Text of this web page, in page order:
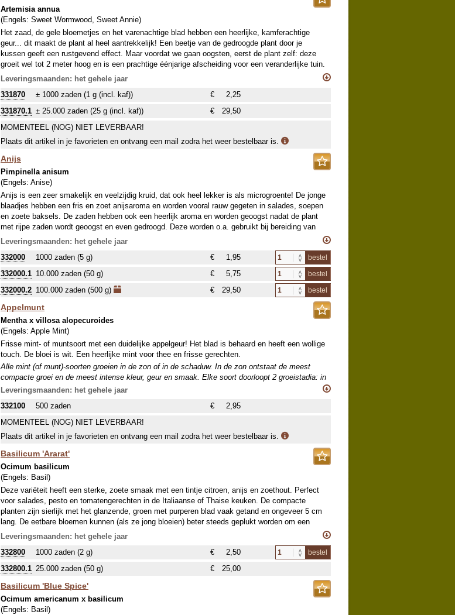
Artemisia annua
(Engels: Sweet Wormwood, Sweet Annie)
Het zaad, de gele bloemetjes en het varenachtige blad hebben een heerlijke, kamferachtige
geur... dit maakt de plant al heel aantrekkelijk! Een beetje van de gedroogde plant door je
kussen geeft een rustgevend effect. Maar voordat we gaan oogsten, eerst de plant zelf: deze
groeit wel tot 2 meter hoog en is een prachtige éénjarige afscheiding voor een veranderlijke tuin.
Al eeuwenlang is in China de geneeskrachtige werking bekend: koortsverlagend en
bacteriedodend. Het Artemisinine-gen, dat in deze plant wordt gevonden blijkt veelbelovend voor
de medicatie tegen malaria te zijn. Ook zijn er veelbelovende onderzoeken bekend met positieve
uitslagen tegen kanker. We verwijzen naar externe bronnen op internet, gebruik op eigen
verantwoordelijkheid. De blaadjes kunnen overigens ook als pittige bittermaker door salades.
Leveringsmaanden: het gehele jaar
331870
± 1000 zaden (1 g (incl. kaf)) €
2,25
331870.1 ± 25.000 zaden (25 g (incl. kaf)) €
29,50
MOMENTEEL (NOG) NIET LEVERBAAR!
Plaats dit artikel in je favorieten en ontvang een mail zodra het weer bestelbaar is.
Anijs
Pimpinella anisum
(Engels: Anise)
Anijs is een zeer smakelijk en veelzijdig kruid, dat ook heel lekker is als microgroente! De jonge
blaadjes hebben een fris en zoet anijsaroma en worden vooral rauw gegeten in salades, soepen
en zoete baksels. De zaden hebben ook een heerlijk aroma en worden geoogst nadat de plant
met rijpe zaden wordt geoogst en even gedroogd. Deze worden o.a. gebruikt bij bereiding van
anijsmelk, bij suikerwerken, kruidenanijs en borrels. Zowel de zaden als de blaadjes zijn heerlijk
in een bijzondere thee. Anijs kent ook veel geneeskrachtige toepassingen, raadpleeg internet.
De toepassingen zijn altijd veilig.
Leveringsmaanden: het gehele jaar
332000
1000 zaden (5 g) € 1,95 bestel
332000.1 10.000 zaden (50 g) € 5,75 bestel
332000.2 100.000 zaden (500 g) € 29,50 bestel
Appelmunt
Mentha x villosa alopecuroides
(Engels: Apple Mint)
Frisse mint- of muntsoort met een duidelijke appelgeur! Het blad is behaard en heeft een wollige
touch. De bloei is wit. Een heerlijke mint voor thee en frisse gerechten.
Alle mint (of munt)-soorten groeien in de zon of in de schaduw. In de zon ontstaat de meest
compacte groei en de meest intense kleur, geur en smaak. Elke soort doorloopt 2 groeistadia: in
het voorjaar is daar de groeispurt naar boven voor de bloei. Daarna ontstaan de horizontaal
vlinders zijn dol op muntbloemen.
Leveringsmaanden: het gehele jaar
332100
500 zaden €
2,95
MOMENTEEL (NOG) NIET LEVERBAAR!
Plaats dit artikel in je favorieten en ontvang een mail zodra het weer bestelbaar is.
Basilicum 'Ararat'
Ocimum basilicum
(Engels: Basil )
Deze variëteit heeft een sterke, zoete smaak met een tintje citroen, anijs en zoethout. Perfect
voor salades, pesto en tomatengerechten in de Italiaanse of Thaise keuken. De compacte
planten zijn sierlijk met het glanzende, groen met purperen blad vaak getand en ongeveer 5 cm
lang. De eetbare bloemen kunnen (als ze jong bloeien) beter steeds geplukt worden om een
goede bladgroei te bevorderen.
Bazielkruid houdt van warmte en hoge luchtvochtigheid. De blaadjes worden veel gebruikt bij de
bereiding van soepen, sausen, visgerechten, kruiden, azijn en augurken.
Leveringsmaanden: het gehele jaar
332800
1000 zaden (2 g) € 2,50 bestel
332800.1 25.000 zaden (50 g) € 25,00
Basilicum 'Blue Spice'
Ocimum americanum x basilicum
(Engels: Basil )